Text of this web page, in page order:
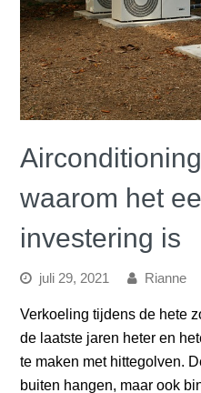
waarom het
investering is
juli 29, 2021 Rianne
Verkoeling tijdens de hete
de laatste jaren heter en
te maken met hittegolven.
buiten hangen, maar ook